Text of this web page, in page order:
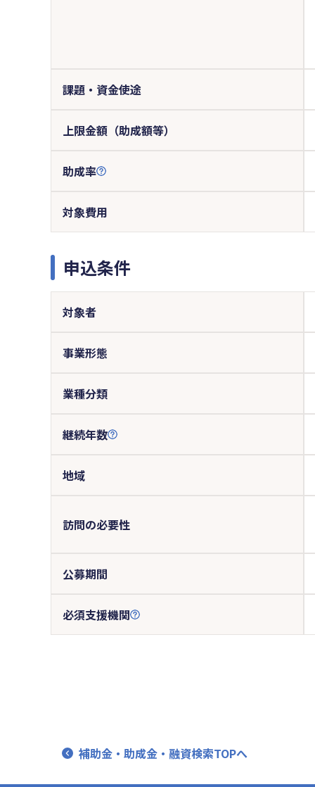
課題・資金使途
上限金額（助成額等）
助成率
対象費用
申込条件
対象者
事業形態
業種分類
継続年数
地域
訪問の必要性
公募期間
必須支援機関
補助金・助成金・融資検索TOPへ